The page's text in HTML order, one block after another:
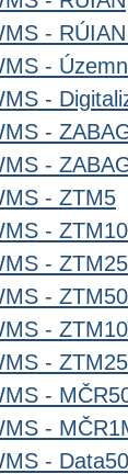
-
-
-
-
-
- ZTM5
- ZTM10
- ZTM25
- ZTM50
-
-
-
-
- Data50